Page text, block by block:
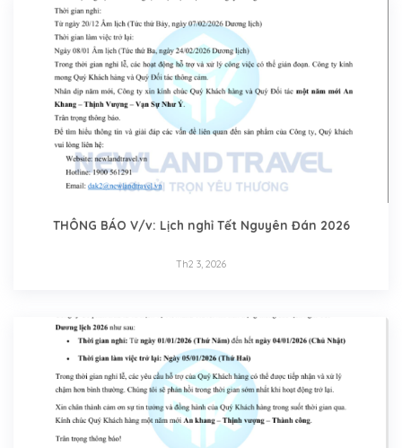
THÔNG BÁO V/v: Lịch nghỉ Tết Nguyên Đán 2026
Th2 3, 2026